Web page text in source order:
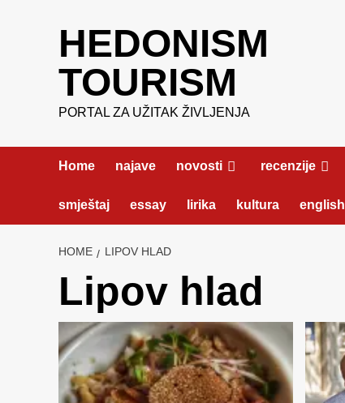
HEDONISM
TOURISM
PORTAL ZA UŽITAK ŽIVLJENJA
Home najave novosti recenzije
smještaj essay lirika kultura english
HOME LIPOV HLAD
Lipov hlad